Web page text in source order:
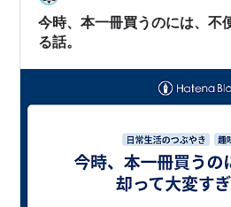
今時、本一冊買うのには、不
る話。